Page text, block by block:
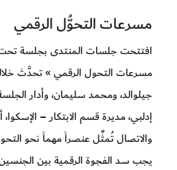
مسرعات التحوُّل الرقمي
مسرعات التحول الرقمي » تحدَّث
جيلوالد، ومحمد سليمان، وأدار
إدلبي، مديرة قسم الابتكار –
والاتصال تُمثِّل عنصراً مهماً نحو
يجب سد الفجوة الرقمية بين